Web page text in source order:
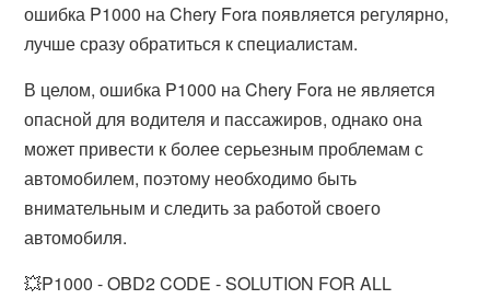
ошибка P1000 на Chery Fora появляется регулярно,
лучше сразу обратиться к специалистам.
В целом, ошибка P1000 на Chery Fora не является
опасной для водителя и пассажиров, однако она
может привести к более серьезным проблемам с
автомобилем, поэтому необходимо быть
внимательным и следить за работой своего
автомобиля.
💥P1000 - OBD2 CODE - SOLUTION FOR ALL